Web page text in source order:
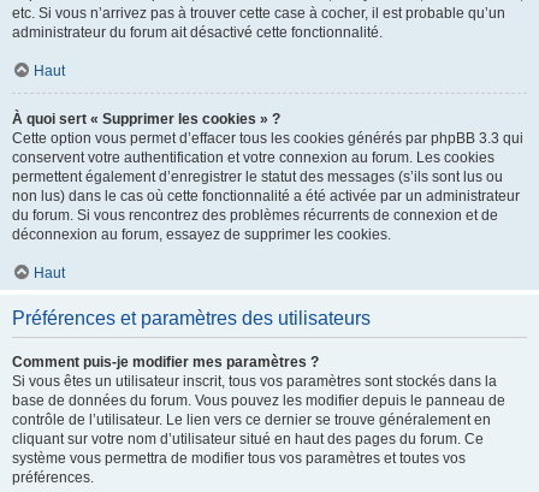
etc. Si vous n’arrivez pas à trouver cette case à cocher, il est probable qu’un
administrateur du forum ait désactivé cette fonctionnalité.
Haut
À quoi sert « Supprimer les cookies » ?
Cette option vous permet d’effacer tous les cookies générés par phpBB 3.3 qui
conservent votre authentification et votre connexion au forum. Les cookies
permettent également d’enregistrer le statut des messages (s’ils sont lus ou
non lus) dans le cas où cette fonctionnalité a été activée par un administrateur
du forum. Si vous rencontrez des problèmes récurrents de connexion et de
déconnexion au forum, essayez de supprimer les cookies.
Haut
Préférences et paramètres des utilisateurs
Comment puis-je modifier mes paramètres ?
Si vous êtes un utilisateur inscrit, tous vos paramètres sont stockés dans la
base de données du forum. Vous pouvez les modifier depuis le panneau de
contrôle de l’utilisateur. Le lien vers ce dernier se trouve généralement en
cliquant sur votre nom d’utilisateur situé en haut des pages du forum. Ce
système vous permettra de modifier tous vos paramètres et toutes vos
préférences.